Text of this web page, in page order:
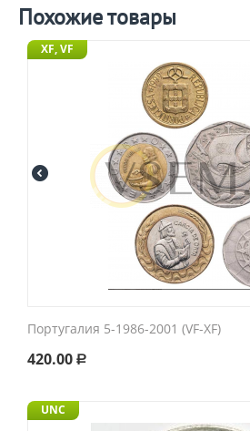
Похожие товары
XF, VF
Португалия 5-1986-2001 (VF-XF)
420.00 Р
UNC